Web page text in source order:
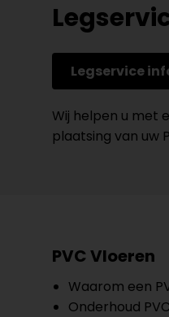
Legservice
Wij helpen u met
plaatsing van uw
PVC Vloeren
Waarom een
Onderhoud